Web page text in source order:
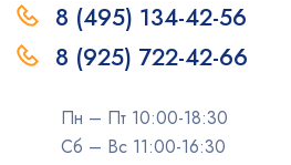
8 (495) 134-42-56
8 (925) 722-42-66
Пн – Пт 10:00-18:30
Сб – Вс 11:00-16:30